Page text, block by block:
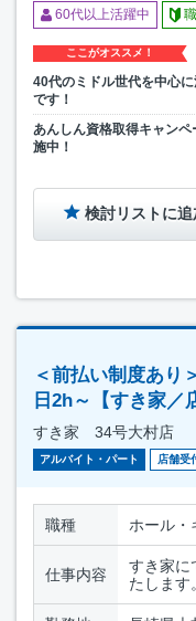
60代以上活躍中
ここがオススメ！
40代のミドル世代を中心に
です！
あんしん資格取得キャンペ
施中！
検討リストに追
＜前払い制度あり
日2h～【すき家／
すき家 34号大村店
アルバイト・パート 店舗受
職種 ホール・
仕事内容
すき家に
たします。